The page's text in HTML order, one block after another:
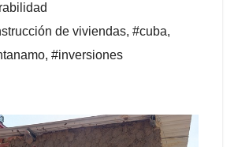
de viviendas, #cuba,
, #inversiones